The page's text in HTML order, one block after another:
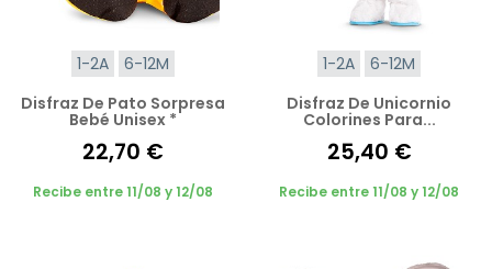
1-2A
6-12M
Disfraz De Pato Sorpresa
Bebé Unisex *
22,70 €
Recibe entre 11/08 y 12/08
1-2A
6-12M
Disfraz De Unicornio
Colorines Para...
25,40 €
Recibe entre 11/08 y 12/08